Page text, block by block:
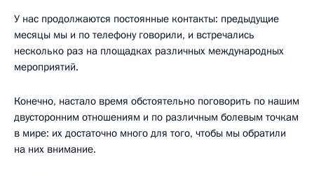
У нас продолжаются постоянные контакты: предыдущие
месяцы мы и по телефону говорили, и встречались
несколько раз на площадках различных международных
мероприятий.
Конечно, настало время обстоятельно поговорить по нашим
двусторонним отношениям и по различным болевым точкам
в мире: их достаточно много для того, чтобы мы обратили
на них внимание.